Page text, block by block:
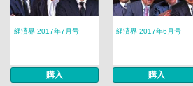
経済界 2017年7月号
購入
経済界 2017年6月号
購入